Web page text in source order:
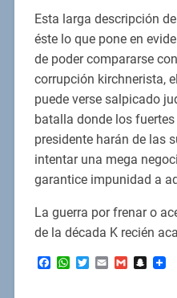
Esta larga descripción
éste lo que pone en
de poder compararse
corrupción kirchnerista,
puede verse salpicado
batalla donde los
presidente harán de las
intentar una mega
garantice impunidad a
La guerra por frenar o
de la década K recién
Facebook
WhatsApp
TwitterEmailGmail